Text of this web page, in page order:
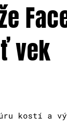
vek
kostí a